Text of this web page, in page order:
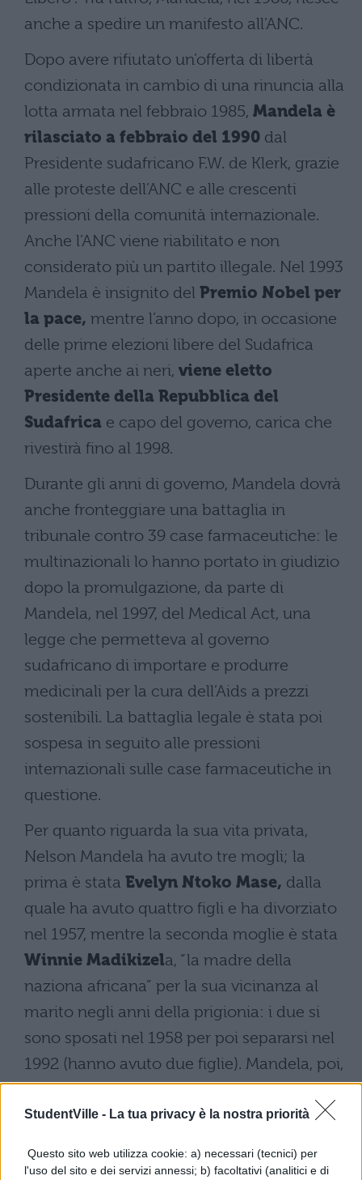
StudentVille - La tua privacy è la nostra priorità
Questo sito web utilizza cookie: a) necessari (tecnici) per
l'uso del sito e dei servizi annessi; b) facoltativi (analitici e di
anche a spedire un manifesto all’ANC.
Dopo avere rifiutato un’offerta di libertà
condizionata in cambio di una rinuncia alla
lotta armata nel febbraio 1985, Mandela è
rilasciato a febbraio del 1990 dal
Presidente sudafricano F.W. de Klerk, grazie
alle proteste dell’ANC e alle crescenti
pressioni della comunità internazionale.
Anche l’ANC viene riabilitato e non
considerato più un partito illegale. Nel 1993
Mandela è insignito del Premio Nobel per
la pace, mentre l’anno dopo, in occasione
delle prime elezioni libere del Sudafrica
aperte anche ai neri, viene eletto
Presidente della Repubblica del
Sudafrica e capo del governo, carica che
rivestirà fino al 1998.
Durante gli anni di governo, Mandela dovrà
anche fronteggiare una battaglia in
tribunale contro 39 case farmaceutiche: le
multinazionali lo hanno portato in giudizio
dopo la promulgazione, da parte di
Mandela, nel 1997, del Medical Act, una
legge che permetteva al governo
sudafricano di importare e produrre
medicinali per la cura dell’Aids a prezzi
sostenibili. La battaglia legale è stata poi
sospesa in seguito alle pressioni
internazionali sulle case farmaceutiche in
questione.
Per quanto riguarda la sua vita privata,
Nelson Mandela ha avuto tre mogli; la
prima è stata Evelyn Ntoko Mase, dalla
quale ha avuto quattro figli e ha divorziato
nel 1957, mentre la seconda moglie è stata
Winnie Madikizela, “la madre della
naziona africana” per la sua vicinanza al
marito negli anni della prigionia: i due si
sono sposati nel 1958 per poi separarsi nel
1992 (hanno avuto due figlie). Mandela, poi,
ottantenne, si è risposato con la
cinquantenneGraça Michel,vedova del
un incidente aereo organizzato dai servizi